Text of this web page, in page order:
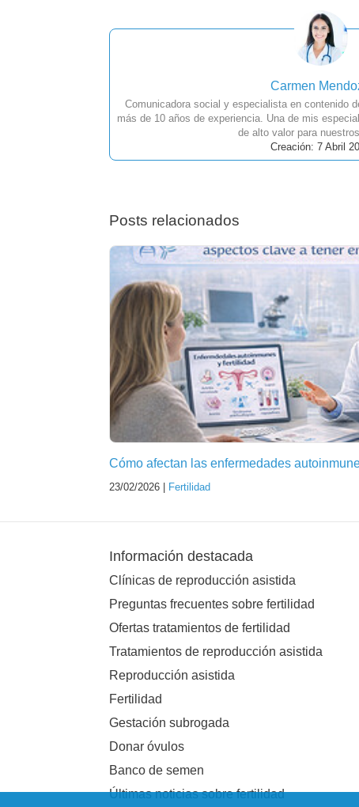
Carmen
Comunicadora social y especialista en contenido
más de 10 años de experiencia. Una de mis
de alto valor para
Creación: 7 Abril
Posts relacionados
Cómo afectan las enfermedades
23/02/2026 | Fertilidad
Información destacada
Clínicas de reproducción asistida
Preguntas frecuentes sobre fertilidad
Ofertas tratamientos de fertilidad
Tratamientos de reproducción asistida
Reproducción asistida
Fertilidad
Gestación subrogada
Donar óvulos
Banco de semen
Últimas noticias sobre fertilidad